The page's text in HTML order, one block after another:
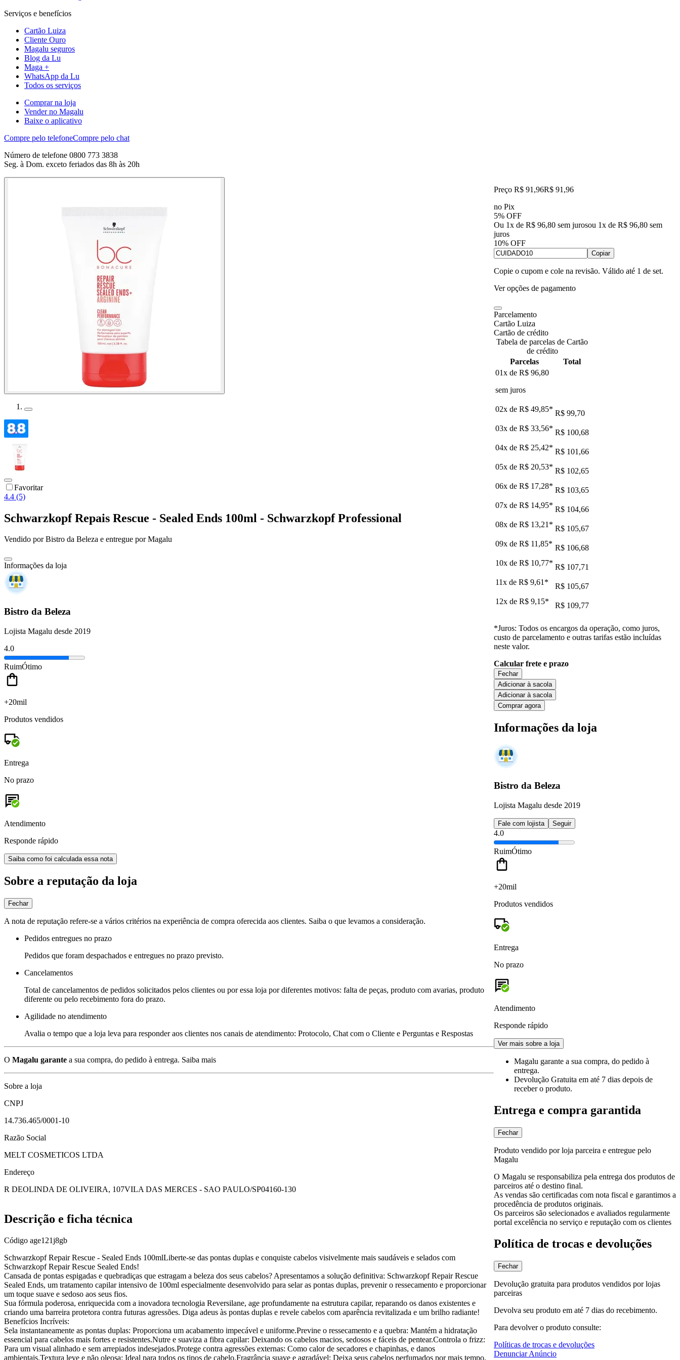
Serviços e benefícios
Cartão Luiza
Cliente Ouro
Magalu seguros
Blog da Lu
Maga +
WhatsApp da Lu
Todos os serviços
Comprar na loja
Vender no Magalu
Baixe o aplicativo
Compre pelo telefoneCompre pelo chat
Número de telefone 0800 773 3838
Seg. à Dom. exceto feriados das 8h às 20h
Favoritar
4.4 (5)
Schwarzkopf Repais Rescue - Sealed Ends 100ml - Schwarzkopf Professional
Vendido porBistro da Beleza e entregue por Magalu
Informações da loja
Bistro da Beleza
Lojista Magalu desde 2019
4.0
RuimÓtimo
+20mil
Produtos vendidos
Entrega
No prazo
Atendimento
Responde rápido
Saiba como foi calculada essa nota
Sobre a reputação da loja
Fechar
A nota de reputação refere-se a vários critérios na experiência de compra oferecida aos clientes. Saiba o que levamos a consideração.
Pedidos entregues no prazo
Pedidos que foram despachados e entregues no prazo previsto.
Cancelamentos
Total de cancelamentos de pedidos solicitados pelos clientes ou por essa loja por diferentes motivos: falta de peças, produto com avarias, produto
diferente ou pelo recebimento fora do prazo.
Agilidade no atendimento
Avalia o tempo que a loja leva para responder aos clientes nos canais de atendimento: Protocolo, Chat com o Cliente e Perguntas e Respostas
O Magalu garante a sua compra, do pedido à entrega. Saiba mais
Sobre a loja
CNPJ
14.736.465/0001-10
Razão Social
MELT COSMETICOS LTDA
Endereço
R DEOLINDA DE OLIVEIRA, 107VILA DAS MERCES - SAO PAULO/SP04160-130
Preço R$ 91,96R$ 91 ,96
no Pix
5% OFF
Ou 1x de R$ 96,80 sem jurosou 1x de R$ 96,80 sem
juros
10% OFF
Copiar
Copie o cupom e cole na revisão. Válido até 1 de set.
Ver opções de pagamento
Parcelamento
Cartão Luiza
Cartão de crédito
Tabela de parcelas de Cartão
de crédito
Parcelas
Total
01x de R$ 96,80
sem juros
02x de R$ 49,85* R$ 99,70
03x de R$ 33,56* R$ 100,68
04x de R$ 25,42* R$ 101,66
05x de R$ 20,53* R$ 102,65
06x de R$ 17,28* R$ 103,65
07x de R$ 14,95* R$ 104,66
08x de R$ 13,21 * R$ 105,67
09x de R$ 11,85* R$ 106,68
10x de R$ 10,77* R$ 107,71
11x de R$ 9,61 *
R$ 105,67
12x de R$ 9,15* R$ 109,77
*Juros: Todos os encargos da operação, como juros,
custo de parcelamento e outras tarifas estão incluídas
neste valor.
Calcular frete e prazo
Fechar
Adicionar à sacola
Adicionar à sacola
Comprar agora
Informações da loja
Bistro da Beleza
Lojista Magalu desde 2019
Fale com lojista Seguir
4.0
RuimÓtimo
+20mil
Produtos vendidos
Entrega
No prazo
Atendimento
Responde rápido
Ver mais sobre a loja
Magalu garante a sua compra, do pedido à
entrega.
Devolução Gratuita em até 7 dias depois de
receber o produto.
Entrega e compra garantida
Fechar
Produto vendido por loja parceira e entregue pelo
Magalu
O Magalu se responsabiliza pela entrega dos produtos de
parceiros até o destino final.
As vendas são certificadas com nota fiscal e garantimos a
procedência de produtos originais.
Os parceiros são selecionados e avaliados regularmente
portal excelência no serviço e reputação com os clientes
Política de trocas e devoluções
Fechar
Devolução gratuita para produtos vendidos por lojas
parceiras
Devolva seu produto em até 7 dias do recebimento.
Para devolver o produto consulte:
Políticas de trocas e devoluções
Denunciar Anúncio
Descrição e ficha técnica
Código age121j8gb
Schwarzkopf Repair Rescue - Sealed Ends 100mlLiberte-se das pontas duplas e conquiste cabelos visivelmente mais saudáveis e selados com
Schwarzkopf Repair Rescue Sealed Ends!
Cansada de pontas espigadas e quebradiças que estragam a beleza dos seus cabelos? Apresentamos a solução definitiva: Schwarzkopf Repair Rescue
Sealed Ends, um tratamento capilar intensivo de 100ml especialmente desenvolvido para selar as pontas duplas, prevenir o ressecamento e proporcionar
um toque suave e sedoso aos seus fios.
Sua fórmula poderosa, enriquecida com a inovadora tecnologia Reversilane, age profundamente na estrutura capilar, reparando os danos existentes e
criando uma barreira protetora contra futuras agressões. Diga adeus às pontas duplas e revele cabelos com aparência revitalizada e um brilho radiante!
Benefícios Incríveis:
Sela instantaneamente as pontas duplas: Proporciona um acabamento impecável e uniforme.Previne o ressecamento e a quebra: Mantém a hidratação
essencial para cabelos mais fortes e resistentes.Nutre e suaviza a fibra capilar: Deixando os cabelos macios, sedosos e fáceis de pentear.Controla o frizz:
Para um visual alinhado e sem arrepiados indesejados.Protege contra agressões externas: Como calor de secadores e chapinhas, e danos
ambientais.Textura leve e não oleosa: Ideal para todos os tipos de cabelo.Fragrância suave e agradável: Deixa seus cabelos perfumados por mais tempo.